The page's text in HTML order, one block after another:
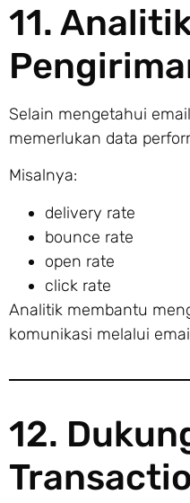
11.
Selain mengetahui
memerlukan data
Misalnya:
delivery rate
bounce rate
open rate
click rate
Analitik membantu
komunikasi melalui
12.